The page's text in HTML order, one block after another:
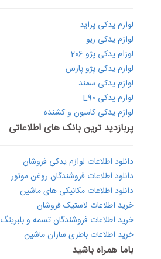
لوازم یدکی پراید
لوازم یدکی ریو
لوزام یدکی پژو 206
لوازم یدکی پژو پارس
لوازم یدکی سمند
لوازم یدکی L90
لوازم یدکی کامیون و کشنده
پربازدید ترین بانک های اطلاعاتی
دانلود اطلاعات لوازم یدکی فروشان
دانلود اطلاعات فروشندگان روغن موتور
دانلود اطلاعات مکانیکی های ماشین
خرید اطلاعات لاستیک فروشان
خرید اطلاعات فروشندگان تسمه و بلبرینگ
خرید اطلاعات باطری سازان ماشین
باما همراه باشید